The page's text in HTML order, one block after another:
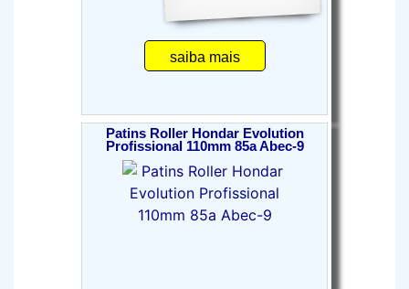
saiba mais
Patins Roller Hondar Evolution
Profissional 110mm 85a Abec-9